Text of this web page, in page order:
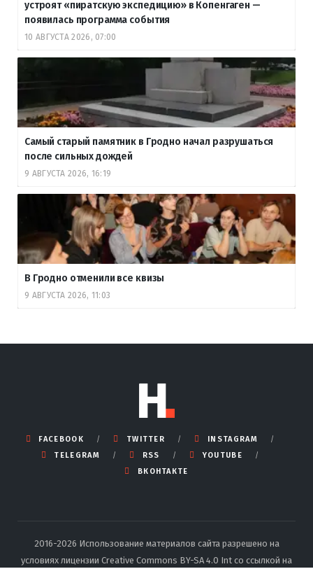
устроят «пиратскую экспедицию» в Копенгаген —
появилась программа события
10 АВГУСТА 2026, 07:00
Самый старый памятник в Гродно начал разрушаться
после сильных дождей
9 АВГУСТА 2026, 16:19
В Гродно отменили все квизы
9 АВГУСТА 2026, 11:03
FACEBOOK TWITTER
INSTAGRAM
TELEGRAM
RSS
YOUTUBE
ВКОНТАКТЕ
2016-2026 Использование материалов сайта разрешено на
условиях лицензии Creative Commons BY-SA 4.0 Int со ссылкой на